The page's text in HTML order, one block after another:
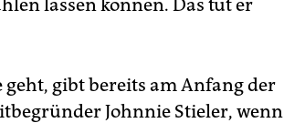
lassen können. Das tut er
geht, gibt bereits am Anfang der
Johnnie Stieler, wenn